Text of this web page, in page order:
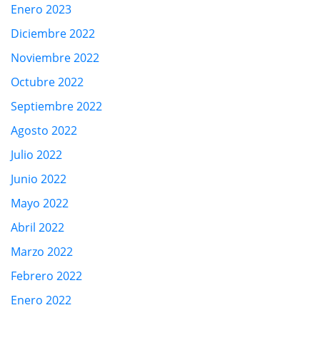
Enero 2023
Diciembre 2022
Noviembre 2022
Octubre 2022
Septiembre 2022
Agosto 2022
Julio 2022
Junio 2022
Mayo 2022
Abril 2022
Marzo 2022
Febrero 2022
Enero 2022